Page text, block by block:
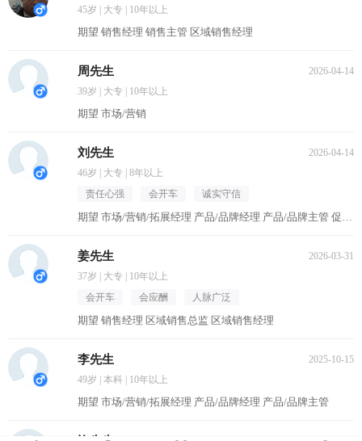
45岁 | 大专 | 10年以上
期望 销售经理 销售主管 区域销售经理
周先生
2026-04-14
39岁 | 大专 | 10年以上
期望 市场/营销
刘先生
2026-04-14
46岁 | 大专 | 8年以上
责任心强
会开车 诚实守信
期望 市场/营销/拓展经理 产品/品牌经理 产品/品牌主管 促销主管/督导 区域销售经理
姜先生
2026-03-31
37岁 | 大专 | 10年以上
会开车
会应酬 人脉广泛
期望 销售经理 区域销售总监 区域销售经理
李先生
2025-10-15
49岁 | 本科 | 10年以上
期望 市场/营销/拓展经理 产品/品牌经理 产品/品牌主管